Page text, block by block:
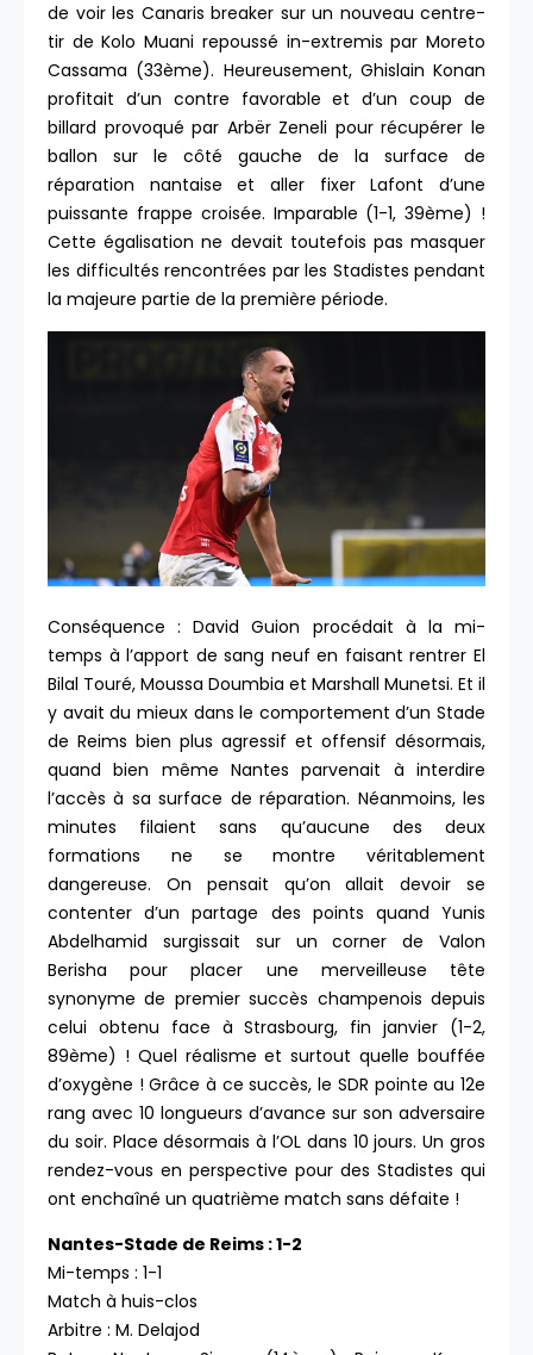
de voir les Canaris breaker sur un nouveau centre-
tir de Kolo Muani repoussé in-extremis par Moreto
Cassama (33ème). Heureusement, Ghislain Konan
profitait d’un contre favorable et d’un coup de
billard provoqué par Arbër Zeneli pour récupérer le
ballon sur le côté gauche de la surface de
réparation nantaise et aller fixer Lafont d’une
puissante frappe croisée. Imparable (1-1, 39ème) !
Cette égalisation ne devait toutefois pas masquer
les difficultés rencontrées par les Stadistes pendant
la majeure partie de la première période.
Conséquence : David Guion procédait à la mi-
temps à l’apport de sang neuf en faisant rentrer El
Bilal Touré, Moussa Doumbia et Marshall Munetsi. Et il
y avait du mieux dans le comportement d’un Stade
de Reims bien plus agressif et offensif désormais,
quand bien même Nantes parvenait à interdire
l’accès à sa surface de réparation. Néanmoins, les
minutes filaient sans qu’aucune des deux
formations ne se montre véritablement
dangereuse. On pensait qu’on allait devoir se
contenter d’un partage des points quand Yunis
Abdelhamid surgissait sur un corner de Valon
Berisha pour placer une merveilleuse tête
synonyme de premier succès champenois depuis
celui obtenu face à Strasbourg, fin janvier (1-2,
89ème) ! Quel réalisme et surtout quelle bouffée
d’oxygène ! Grâce à ce succès, le SDR pointe au 12e
rang avec 10 longueurs d’avance sur son adversaire
du soir. Place désormais à l’OL dans 10 jours. Un gros
rendez-vous en perspective pour des Stadistes qui
ont enchaîné un quatrième match sans défaite !
Nantes-Stade de Reims : 1-2
Mi-temps : 1-1
Match à huis-clos
Arbitre : M. Delajod